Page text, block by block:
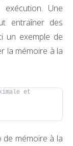
Une
entraîner des
un exemple de
la mémoire à la
et
de mémoire à la